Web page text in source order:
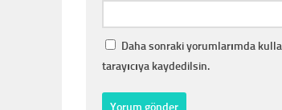
Daha sonraki yorumlarımda
tarayıcıya kaydedilsin.